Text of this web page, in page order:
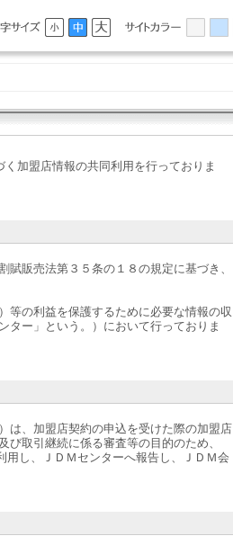
加盟店情報の共同利用を行っておりま
販売法第３５条の１８の規定に基づき、
等の利益を保護するために必要な情報の収
ター」という。）において行っておりま
は、加盟店契約の申込を受けた際の加盟店
取引継続に係る審査等の目的のため、
用し、ＪＤＭセンターへ報告し、ＪＤＭ会